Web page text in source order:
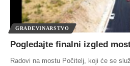
GRAĐEVINARSTVO
Pogledajte finalni izgled
Radovi na mostu Počitelj, koji će se